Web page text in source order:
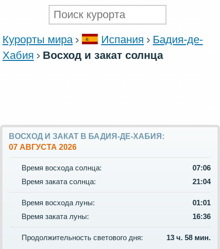
Курорты мира Испания
Бадия-де-
Хабия
Восход и закат солнца
ВОСХОД И ЗАКАТ В БАДИЯ-ДЕ-ХАБИЯ:
07 АВГУСТА 2026
Время восхода солнца:
07:06
Время заката солнца:
21:04
Время восхода луны:
01:01
Время заката луны:
16:36
Продолжительность светового дня: 13 ч. 58 мин.